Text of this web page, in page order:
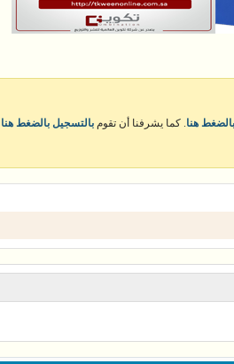
بالضغط هنا . كما يشرفنا أن تقوم بالتسجيل بالضغط هنا